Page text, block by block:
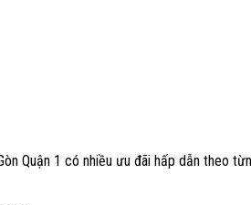
Quận 1 có nhiều ưu đãi hấp dẫn theo